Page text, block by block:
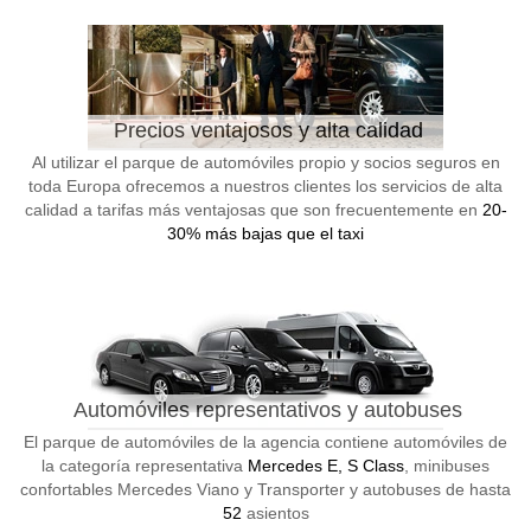
Precios ventajosos y alta calidad
Al utilizar el parque de automóviles propio y socios seguros en
toda Europa ofrecemos a nuestros clientes los servicios de alta
calidad a tarifas más ventajosas que son frecuentemente en 20-
30% más bajas que el taxi
Automóviles representativos y autobuses
El parque de automóviles de la agencia contiene automóviles de
la categoría representativa Mercedes E, S Class , minibuses
confortables Mercedes Viano y Transporter y autobuses de hasta
52 asientos